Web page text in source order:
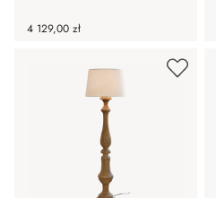
4 129,00 zł